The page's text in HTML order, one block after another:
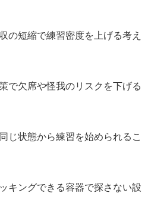
の短縮で練習密度を上げる考え
で欠席や怪我のリスクを下げる
じ状態から練習を始められるこ
キングできる容器で探さない設